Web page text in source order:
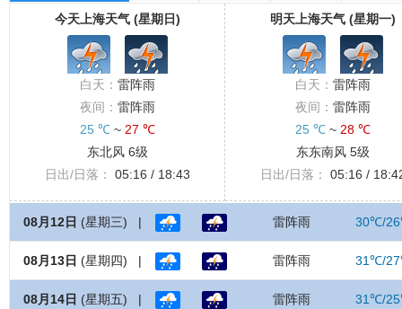
今天上海天气 (星期日)
白天： 雷阵雨
夜间： 雷阵雨
25 ℃~ 27 ℃
东北风 6级
日出/日落：
05:16 / 18:43
明天上海天气 (星期一)
白天： 雷阵雨
夜间： 雷阵雨
25 ℃~ 28 ℃
东东南风 5级
日出/日落：
05:16 /
08月12日 (星期三) | 雷阵雨 30℃/
08月13日 (星期四) | 雷阵雨 31℃/
08月14日 (星期五) | 雷阵雨 31℃/